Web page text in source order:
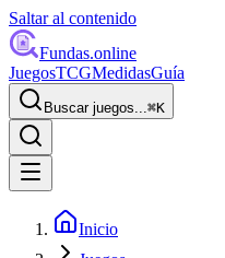
Saltar al contenido
Fundas.online
JuegosTCGMedidasGuía
Buscar juegos...⌘K
Inicio